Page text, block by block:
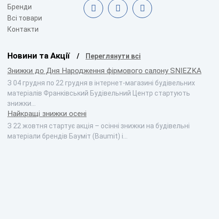
Бренди
Всі товари
Контакти
Новини та Акції Переглянути всі
Знижки до Дня Народження фірмового салону SNIEZKA
З 04 грудня по 22 грудня в інтернет-магазині будівельних
матеріалів Франківський Будівельний Центр стартують
знижки…
Найкращі знижки осені
З 22 жовтня стартує акція – осінні знижки на будівельні
матеріали брендів Бауміт (Baumit) і…